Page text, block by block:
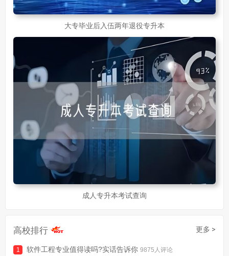
大专毕业后入伍两年退役专升本
成人专升本考试查询
高校排行 更多 >
软件工程专业值得读吗?实话告诉你 9875人评论